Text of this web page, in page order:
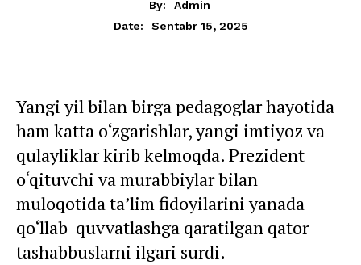
By:
Admin
Date:
Sentabr 15, 2025
Yangi yil bilan birga pedagoglar hayotida
ham katta o‘zgarishlar, yangi imtiyoz va
qulayliklar kirib kelmoqda. Prezident
o‘qituvchi va murabbiylar bilan
muloqotida ta’lim fidoyilarini yanada
qo‘llab-quvvatlashga qaratilgan qator
tashabbuslarni ilgari surdi.